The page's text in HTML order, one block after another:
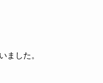
ました。